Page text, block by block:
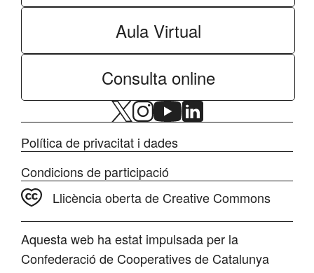
Aula Virtual
Consulta online
Política de privacitat i dades
Condicions de participació
Llicència oberta de Creative Commons
Aquesta web ha estat impulsada per la
Confederació de Cooperatives de Catalunya